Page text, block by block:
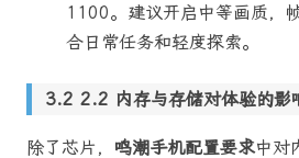
1100。建议开启中等画质，
合日常任务和轻度探索。
2.2 内存与存储对体验的影
除了芯片， 鸣潮手机配置要求中对